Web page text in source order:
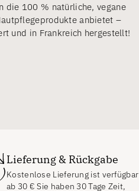
die 100 % natürliche, vegane
anbietet –
und in Frankreich hergestellt!
Lieferung & Rückgabe
Kostenlose Lieferung ist verfügbar
ab 30 € Sie haben 30 Tage Zeit,